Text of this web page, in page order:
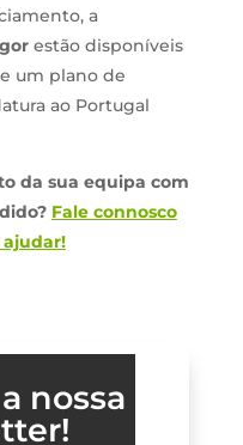
a
estão disponíveis
um plano de
ao Portugal
da sua equipa com
Fale connosco
ajudar!
nossa